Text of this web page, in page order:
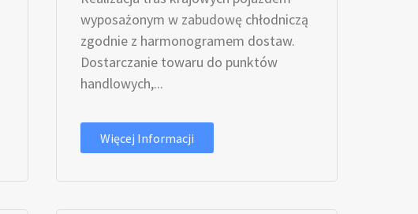
wyposażonym w zabudowę chłodniczą
zgodnie z harmonogramem dostaw.
Dostarczanie towaru do punktów
handlowych,...
Więcej Informacji